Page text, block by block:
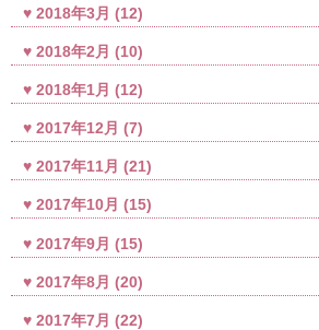
2018年3月 (12)
2018年2月 (10)
2018年1月 (12)
2017年12月 (7)
2017年11月 (21)
2017年10月 (15)
2017年9月 (15)
2017年8月 (20)
2017年7月 (22)